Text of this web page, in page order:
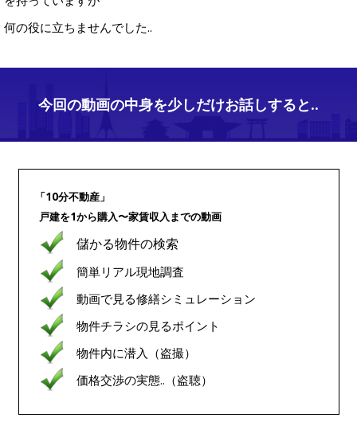
何の役に立ちませんでした..
今回の動画の中身を少しだけお話しすると..
「10分不動産」
戸建を1から購入〜家賃収入までの動画
儲かる物件の検索
簡単リアル現地調査
動画で見る修繕シミュレーション
物件チラシの見るポイント
物件内に潜入（盗撮）
価格交渉の実態..（盗聴）